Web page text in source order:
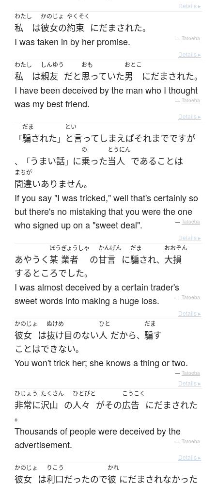
Details ▸
わたし
私 は
かのじょ
彼女の
やくそく
約束 にだまされた。
I was taken in by her promise. — Tatoeba
Details ▸
わたし
私 は
しんゆう
親友 だと
おも
思っていた
おとこ
男 にだまされた。
I have been deceived by the man who I thought
was my best friend.
— Tatoeba
Details ▸
「
だま
騙された 」
とい
と言ってしまえばそれまでですが
、「うまい話」 に
の
乗った
とうにん
当人 である ことは
まちが
間違いありません。
If you say "I was tricked," well that's certainly so
but there's no mistaking that you were the one
who signed up on a "sweet deal".
— Tatoeba
Details ▸
あやうく
ぼう
某
ぎょうしゃ
業者 の
かんげん
甘言 に
だま
騙され、
おおぞん
大損
する ところでした。
I was almost deceived by a certain trader's
sweet words into making a huge loss.
— Tatoeba
Details ▸
かのじょ
彼女 は
ぬけめ
抜け目のない
ひと
人 だから、
だま
騙す
ことはできない。
You won't trick her; she knows a thing or two.
— Tatoeba
Details ▸
ひじょう
非常に
たくさん
沢山 の
ひとびと
人々 がその
こうこく
広告 にだまされた
。
Thousands of people were deceived by the
advertisement.
— Tatoeba
Details ▸
かのじょ
彼女 は
りこう
利口だったので
かれ
彼 にだまされなかった